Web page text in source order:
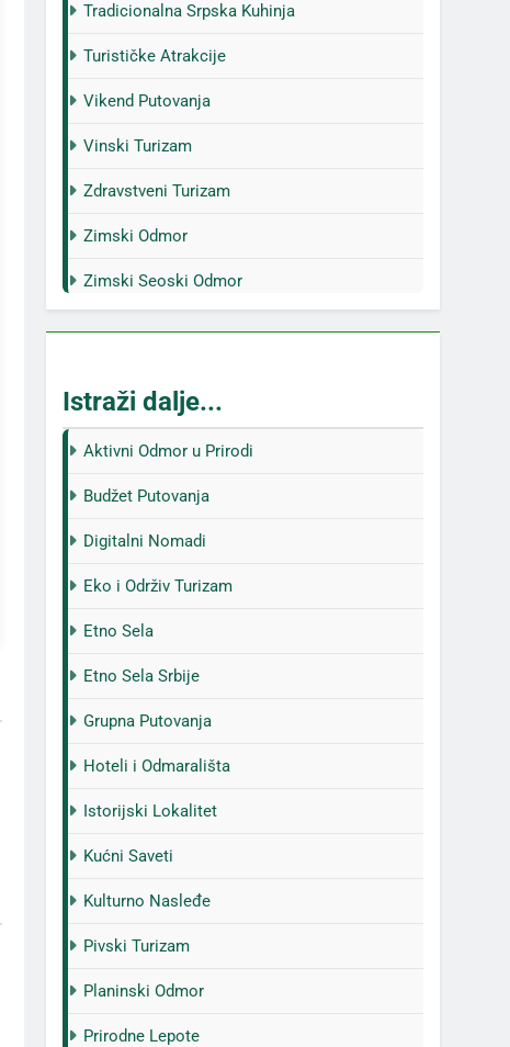
Tradicionalna Srpska Kuhinja
Turističke Atrakcije
Vikend Putovanja
Vinski Turizam
Zdravstveni Turizam
Zimski Odmor
Zimski Seoski Odmor
Istraži dalje...
Aktivni Odmor u Prirodi
Budžet Putovanja
Digitalni Nomadi
Eko i Održiv Turizam
Etno Sela
Etno Sela Srbije
Grupna Putovanja
Hoteli i Odmarališta
Istorijski Lokalitet
Kućni Saveti
Kulturno Nasleđe
Pivski Turizam
Planinski Odmor
Prirodne Lepote